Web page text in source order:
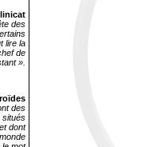
des
lire la
de
».
des
situés
dont